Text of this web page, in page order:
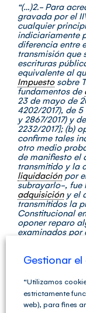
“(…)2.- Para
gravada por el
cualquier
indiciariamente
diferencia entre
transmisión que
escrituras
equivalente al
Impuestosobre
fundamentos de
23 de mayo de
4202/2017), de 5
y 2867/2017) y
2232/2017]; (b)
confirme tales
otro medio
de manifiesto el
transmitido y la
liquidaciónpor
subrayarlo-, fue
adquisicióny el
transmitidos la
Constitucional
oponer reparo
examinados
3.- Aportada
ha aumentado
que pruebe en
aplicar los
59/2017 ha
Gestionar
“Utilizamos
estrictamente
web), para fines